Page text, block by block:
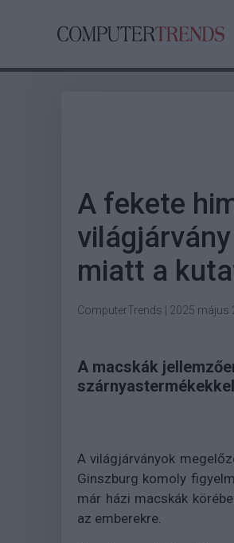
A fekete
miatt a
ComputerTrends 2025 május
A macskák
A világjárványok
Ginszburg komoly
már házi macskák
az emberekre.